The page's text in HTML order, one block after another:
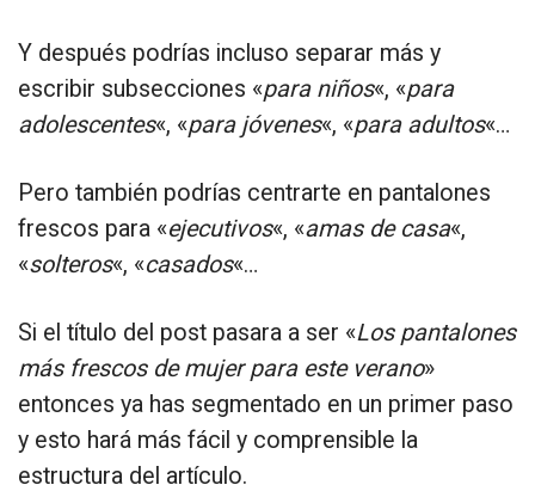
Y después podrías incluso separar más y
escribir subsecciones «para niños«, «para
adolescentes«, «para jóvenes«, «para adultos«…
Pero también podrías centrarte en pantalones
frescos para «ejecutivos«, «amas de casa«,
«solteros«, «casados«…
Si el título del post pasara a ser «Los pantalones
más frescos de mujer para este verano»
entonces ya has segmentado en un primer paso
y esto hará más fácil y comprensible la
estructura del artículo.